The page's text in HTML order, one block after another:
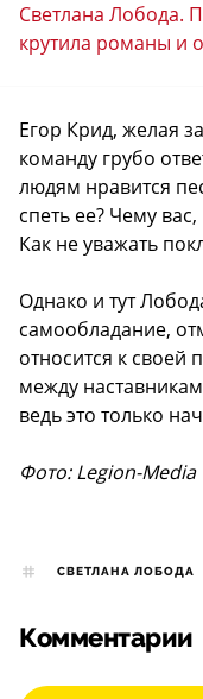
Светлана Лобода.
крутила романы и
Егор Крид, желая
команду грубо
людям нравится
спеть ее? Чему
Как не уважать
Однако и тут
самообладание,
относится к своей
между
ведь это только
Фото: Legion-Media
СВЕТЛАНА ЛОБОДА
Комментарии